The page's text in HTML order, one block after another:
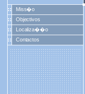
Miss�o
Objectivos
Localiza��o
Contactos